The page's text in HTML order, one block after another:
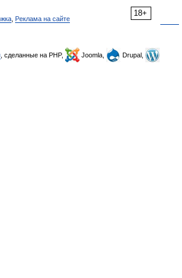
18+
Реклама на сайте
, сделанные на PHP, Joomla,
Drupal,